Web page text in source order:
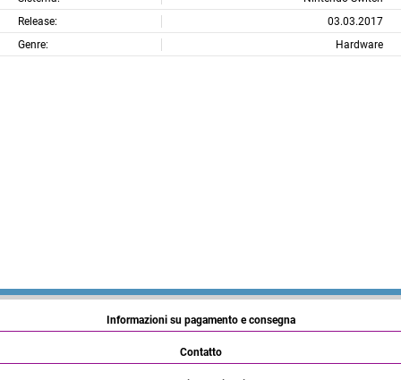
Release:
03.03.2017
Genre:
Hardware
Informazioni su pagamento e consegna
Contatto